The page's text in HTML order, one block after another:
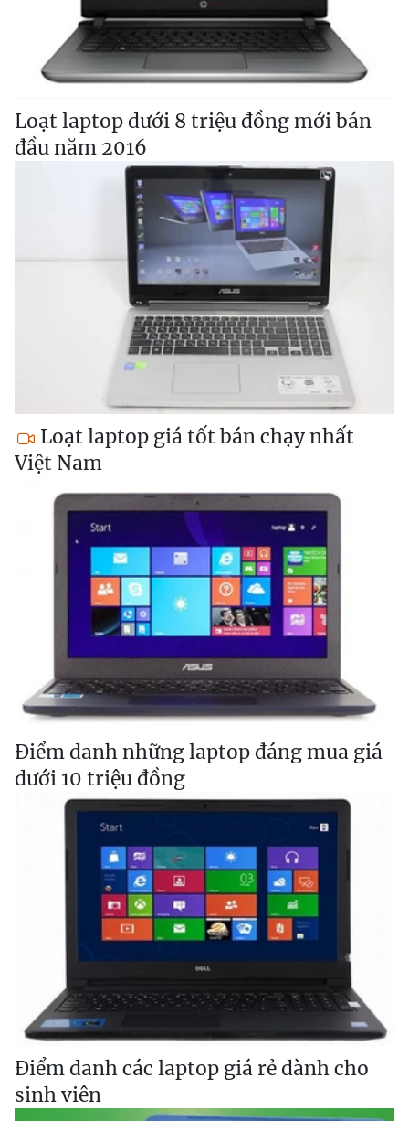
Loạt laptop dưới 8 triệu đồng mới bán
đầu năm 2016
Loạt laptop giá tốt bán chạy nhất
Việt Nam
Điểm danh những laptop đáng mua giá
dưới 10 triệu đồng
Điểm danh các laptop giá rẻ dành cho
sinh viên